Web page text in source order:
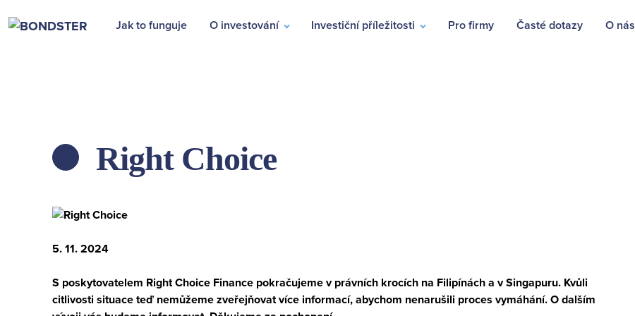
Jak to funguje O investování Investiční příležitosti Pro firmy Časté dotazy O nás
ZPĚT
Right Choice
5. 11. 2024
S poskytovatelem Right Choice Finance pokračujeme v právních krocích na Filipínách a v Singapuru. Kvůli
citlivosti situace teď nemůžeme zveřejňovat více informací, abychom nenarušili proces vymáhání. O dalším